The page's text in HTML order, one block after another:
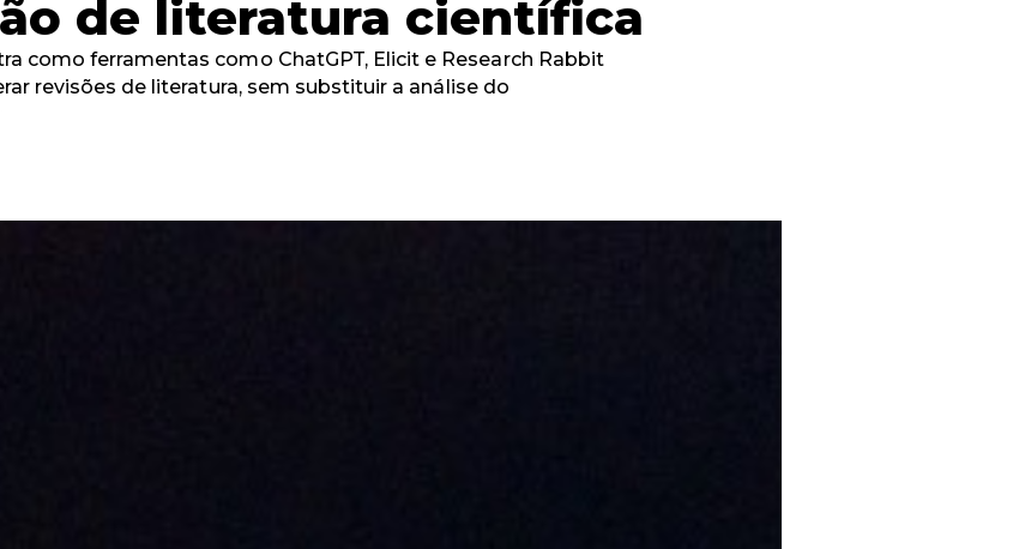
de literatura científica
como ferramentas como ChatGPT, Elicit e Research Rabbit
revisões de literatura, sem substituir a análise do